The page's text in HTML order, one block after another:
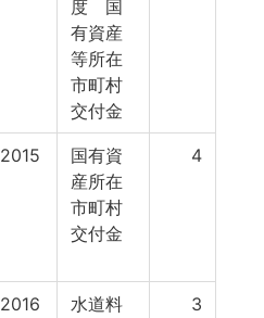
度 国
有資産
等所在
市町村
交付金
2015
国有資
産所在
市町村
交付金
4
2016 水道料 3